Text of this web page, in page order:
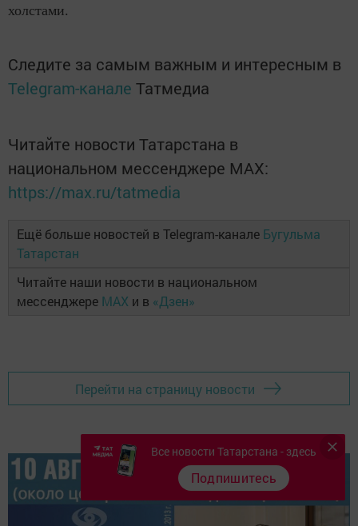
холстами.
Следите за самым важным и интересным в
Telegram-канале Татмедиа
Читайте новости Татарстана в
национальном мессенджере MАХ:
https://max.ru/tatmedia
Ещё больше новостей в Telegram-канале Бугульма
Татарстан
Читайте наши новости в национальном
мессенджере MAX и в «Дзен»
Перейти на страницу новости
Все новости Татарстана - здесь
Подпишитесь